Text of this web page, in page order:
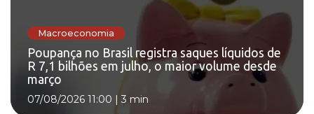
Macroeconomia
Poupança no Brasil registra saques líquidos de
R 7,1 bilhões em julho, o maior volume desde
março
07/08/2026 11:00 |3 min